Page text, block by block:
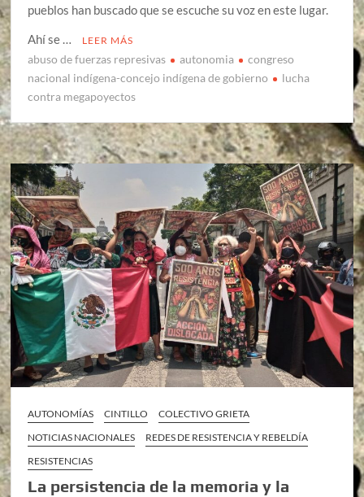
pueblos han buscado que se escuche su voz en este lugar.
Ahí se …
LEER MÁS
abuso de fuerzas represivas autonomia
congreso
nacional indígena-concejo indígena de gobierno
lucha
contra megapoyectos
AUTONOMÍAS CINTILLO
COLECTIVO GRIETA
NOTICIAS NACIONALES
REDES DE RESISTENCIA Y REBELDÍA
RESISTENCIAS
La persistencia de la memoria y la